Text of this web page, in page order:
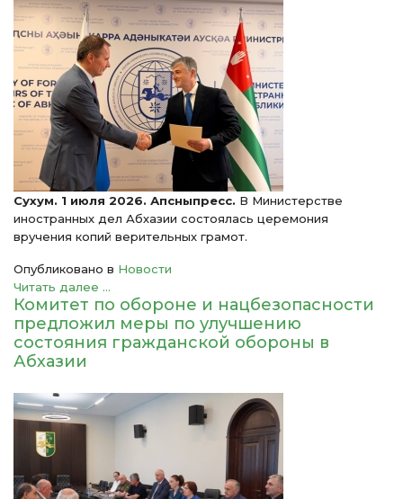
Сухум. 1 июля 2026. Апсныпресс. В Министерстве
иностранных дел Абхазии состоялась церемония
вручения копий верительных грамот.
Опубликовано в Новости
Читать далее ...
Комитет по обороне и нацбезопасности
предложил меры по улучшению
состояния гражданской обороны в
Абхазии